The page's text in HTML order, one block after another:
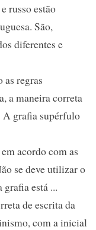
russo estão
São,
diferentes e
as regras
a maneira correta
A grafia supérfulo
acordo com as
se deve utilizar o
grafia está ...
de escrita da
com a inicial